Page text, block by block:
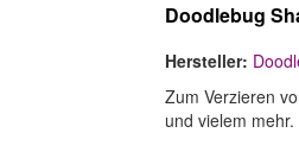
Doodlebug
Hersteller:
Zum Verzieren
und vielem